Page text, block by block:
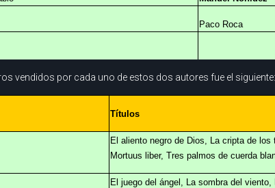
Paco Roca
vendidos por cada uno de estos dos autores fue el siguiente:
Títulos
El aliento negro de Dios, La cripta de
Mortuus liber, Tres palmos de cuerda
El juego del ángel, La sombra del